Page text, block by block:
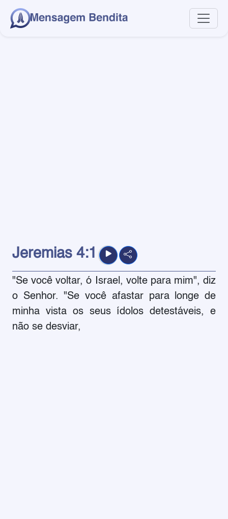
Jeremias 4:1
"Se você voltar, ó Israel, volte para mim", diz
o Senhor. "Se você afastar para longe de
minha vista os seus ídolos detestáveis, e
não se desviar,